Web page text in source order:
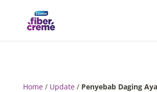
Home/ Update/ Penyebab Daging